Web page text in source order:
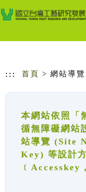
跳到主要內容
網站導覽
::: 首頁 > 網站導覽
本網站依照「
循無障礙網站
站導覽 (Site
Key) 等設計
﹝Accesskey